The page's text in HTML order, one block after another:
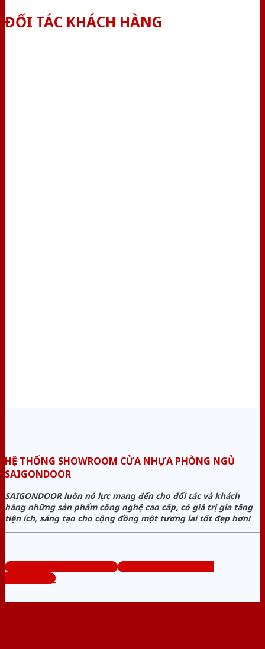
ĐỐI TÁC KHÁCH HÀNG
HỆ THỐNG SHOWROOM CỬA NHỰA PHÒNG NGỦ
SAIGONDOOR
SAIGONDOOR luôn nỗ lực mang đến cho đối tác và khách
hàng những sản phẩm công nghệ cao cấp, có giá trị gia tăng
tiện ích, sáng tạo cho cộng đồng một tương lai tốt đẹp hơn!
www.cuanhuaphongngu.com
Tổng đài tư vấn miễn phí:
0824.400.400